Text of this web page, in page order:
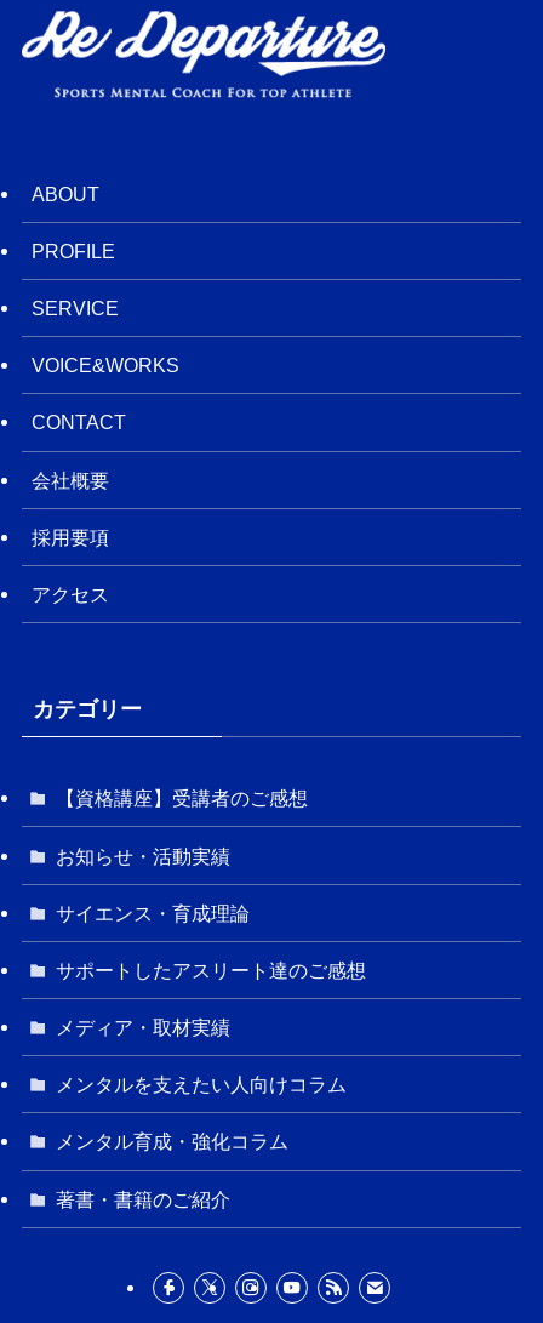
ABOUT
PROFILE
SERVICE
VOICE&WORKS
CONTACT
会社概要
採用要項
アクセス
カテゴリー
【資格講座】受講者のご感想
お知らせ・活動実績
サイエンス・育成理論
サポートしたアスリート達のご感想
メディア・取材実績
メンタルを支えたい人向けコラム
メンタル育成・強化コラム
著書・書籍のご紹介